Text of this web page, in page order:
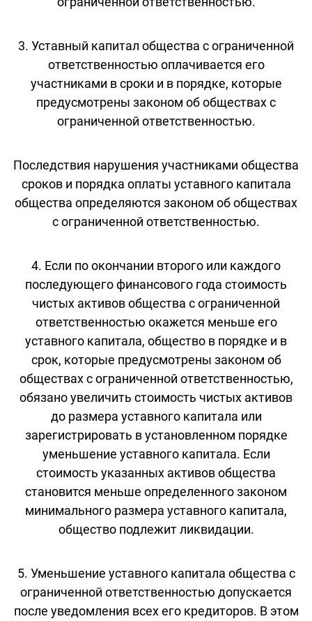
3. Уставный капитал общества с ограниченной
ответственностью оплачивается его
участниками в сроки и в порядке, которые
предусмотрены законом об обществах с
ограниченной ответственностью.
Последствия нарушения участниками общества
сроков и порядка оплаты уставного капитала
общества определяются законом об обществах
с ограниченной ответственностью.
4. Если по окончании второго или каждого
последующего финансового года стоимость
чистых активов общества с ограниченной
ответственностью окажется меньше его
уставного капитала, общество в порядке и в
срок, которые предусмотрены законом об
обществах с ограниченной ответственностью,
обязано увеличить стоимость чистых активов
до размера уставного капитала или
зарегистрировать в установленном порядке
уменьшение уставного капитала. Если
стоимость указанных активов общества
становится меньше определенного законом
минимального размера уставного капитала,
общество подлежит ликвидации.
5. Уменьшение уставного капитала общества с
ограниченной ответственностью допускается
после уведомления всех его кредиторов. В этом